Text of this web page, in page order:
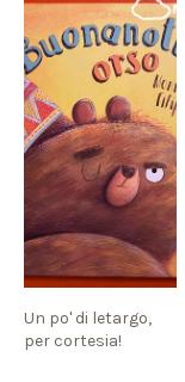
Un po' di letargo,
per cortesia!